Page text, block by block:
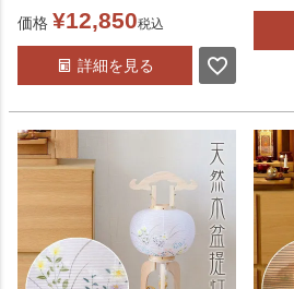
価格 ¥12,850税込
詳細を見る